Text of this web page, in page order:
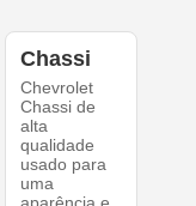
Chassi
Chevrolet
Chassi de
alta
qualidade
usado para
uma